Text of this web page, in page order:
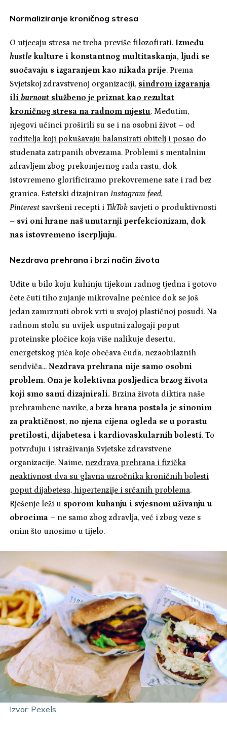
Normaliziranje kroničnog stresa
O utjecaju stresa ne treba previše filozofirati. Između
hustlekulture i konstantnog multitaskanja, ljudi se
suočavaju s izgaranjem kao nikada prije. Prema
Svjetskoj zdravstvenoj organizaciji, sindrom izgaranja
iliburnout službeno je priznat kao rezultat
kroničnog stresa na radnom mjestu. Međutim,
njegovi učinci proširili su se i na osobni život – od
roditelja koji pokušavaju balansirati obitelj i posao do
studenata zatrpanih obvezama. Problemi s mentalnim
zdravljem zbog prekomjernog rada rastu, dok
istovremeno glorificiramo prekovremene sate i rad bez
granica. Estetski dizajniran Instagram feed,
Pinterestsavršeni recepti i TikTok savjeti o produktivnosti
– svi oni hrane naš unutarnji perfekcionizam, dok
nas istovremeno iscrpljuju.
Nezdrava prehrana i brzi način života
Uđite u bilo koju kuhinju tijekom radnog tjedna i gotovo
ćete čuti tiho zujanje mikrovalne pećnice dok se još
jedan zamrznuti obrok vrti u svojoj plastičnoj posudi. Na
radnom stolu su uvijek usputni zalogaji poput
proteinske pločice koja više nalikuje desertu,
energetskog pića koje obećava čuda, nezaobilaznih
sendviča...Nezdrava prehrana nije samo osobni
problem. Ona je kolektivna posljedica brzog života
koji smo sami dizajnirali. Brzina života diktira naše
prehrambene navike, a brza hrana postala je sinonim
za praktičnost, no njena cijena ogleda se u porastu
pretilosti, dijabetesa i kardiovaskularnih bolesti. To
potvrđuju i istraživanja Svjetske zdravstvene
organizacije. Naime, nezdrava prehrana i fizička
neaktivnost dva su glavna uzročnika kroničnih bolesti
poput dijabetesa, hipertenzije i srčanih problema.
Rješenje leži u sporom kuhanju i svjesnom uživanju u
obrocima – ne samo zbog zdravlja, već i zbog veze s
onim što unosimo u tijelo.
Izvor: Pexels